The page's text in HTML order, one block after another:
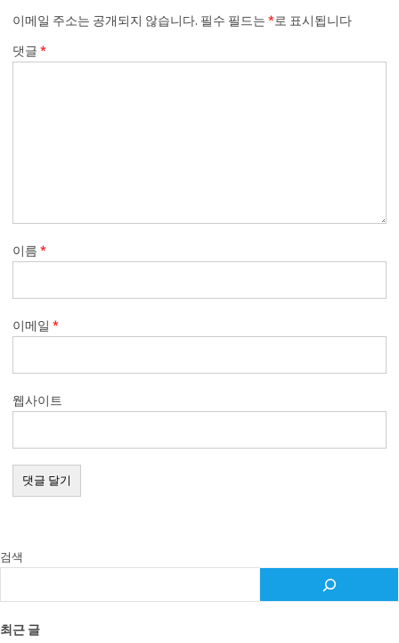
이메일 주소는 공개되지 않습니다. 필수 필드는 *로 표시됩니다
댓글 *
이름 *
이메일 *
웹사이트
검색
최근 글